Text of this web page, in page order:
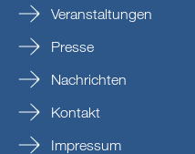
Veranstaltungen
Presse
Nachrichten
Kontakt
Impressum